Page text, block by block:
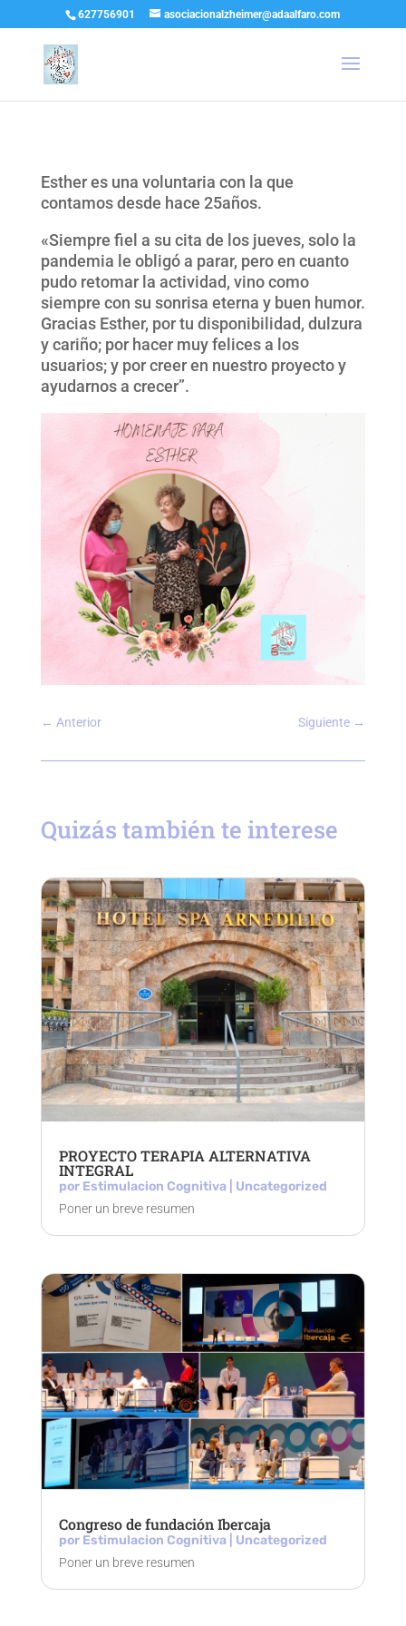
627756901 asociacionalzheimer@adaalfaro.com
Esther es una voluntaria con la que
contamos desde hace 25años.
«Siempre fiel a su cita de los jueves, solo la
pandemia le obligó a parar, pero en cuanto
pudo retomar la actividad, vino como
siempre con su sonrisa eterna y buen humor.
Gracias Esther, por tu disponibilidad, dulzura
y cariño; por hacer muy felices a los
usuarios; y por creer en nuestro proyecto y
ayudarnos a crecer”.
← Anterior Siguiente →
Quizás también te interese
PROYECTO TERAPIA ALTERNATIVA
INTEGRAL
por Estimulacion Cognitiva| Uncategorized
Poner un breve resumen
Congreso de fundación Ibercaja
por Estimulacion Cognitiva| Uncategorized
Poner un breve resumen